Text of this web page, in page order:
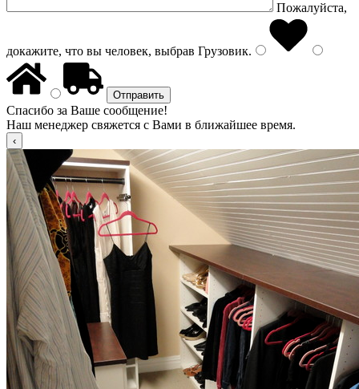
Пожалуйста,
докажите, что вы человек, выбрав Грузовик.
Спасибо за Ваше сообщение!
Наш менеджер свяжется с Вами в ближайшее время.